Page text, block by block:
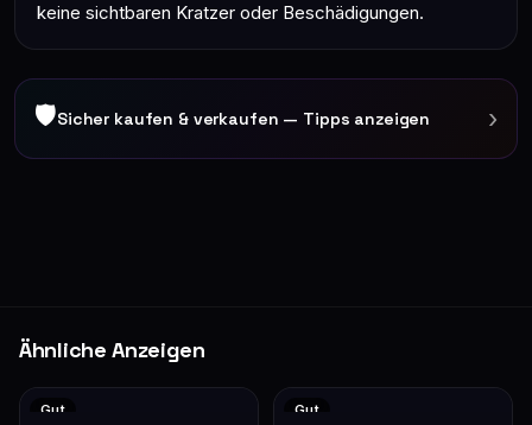
keine sichtbaren Kratzer oder Beschädigungen.
🛡Sicher kaufen & verkaufen — Tipps anzeigen ›
Ähnliche Anzeigen
Gut Gut